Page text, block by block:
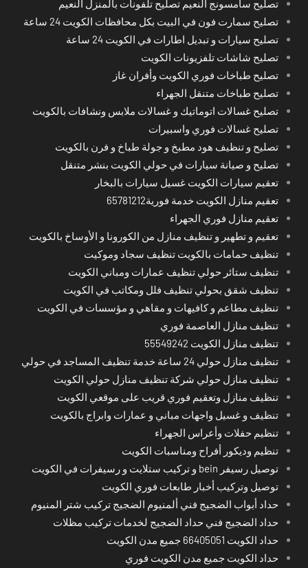
تصليح سامسونج النعيم تصليح تلفونات بالمنزل النعيم
تصليح سمارت فون في البيت بكل محافظات الكويت 24 ساعة
تصليح سيارات و تبديل اطارات في الكويت 24 ساعة
تصليح شاشات تلفزيونات الكويت
تصليح طباخات فوري الكويت وأفران غاز
تصليح طباخات متنقل الجهراء
تصليح غسالات اتوماتيك و غسالات ملابس ونشافات بالكويت
تصليح غسالات فوري واسبيرات
تصليح و تنظيف هود مطبخ و جولة طباخ و فرن بالكويت
تصليح و صيانة سيارات في حولي الكويت بنشر متنقل
تعقيم سيارات الكويت غسيل سيارات بالبخار
تعقيم منازل الكويت خدمة فورية65781212
تعقيم منازل فوري الجهراء
تعقيم و تطهير و تنظيف منازل من الكورونا و الأوساخ بالكويت
تنظيف حمامات بالكويت تنظيف سجاد وموكيت
تنظيف ستائر حولي تنظيف عمارات ومباني الكويت
تنظيف شقق بحولي تنظيف فلل ومكاتب في الكويت
تنظيف مطاعم و كافيهات و مقاهي و مؤسسات في الكويت
تنظيف منازل العاصمة فوري
تنظيف منازل الكويت 55549242
تنظيف منازل حولي 24 ساعة خدمة تنظيف المساجد في حولي
تنظيف منازل حولي شركة تنظيف منازل حولي الكويت
تنظيف منازل وتعقيم فوري قريب على موقعي الكويت
تنظيف و غسيل واجهات مباني و عمارات وابراج بالكويت
تنظيم حفلات وأعراس الجهراء
تنظيم وديكور أفراح ومناسبات الكويت
توصيل رسيفر bein و تركيب ستلايت و رسيفرات في الكويت
توصيل وتركيب أخبار طابعات فوري الكويت
حداد أبواب الضجيج فني ألمنيوم الضجيج تركيب شتر المنيوم
حداد الضجيج فني حداد الضجيج لخدمات تركيب مظلات
حداد الكويت 66405051 جميع مدن الكويت
حداد الكويت جميع مدن الكويت فوري